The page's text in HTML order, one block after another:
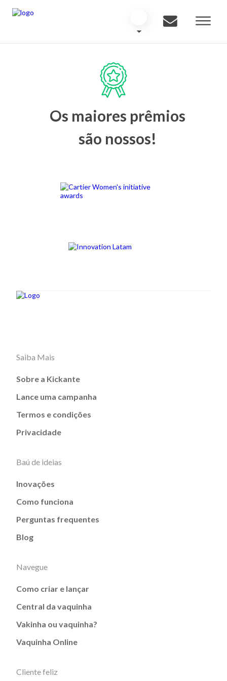
Os maiores prêmios
são nossos!
Saiba Mais
Sobre a Kickante
Lance uma campanha
Termos e condições
Privacidade
Baú de ideias
Inovações
Como funciona
Perguntas frequentes
Blog
Navegue
Como criar e lançar
Central da vaquinha
Vakinha ou vaquinha?
Vaquinha Online
Cliente feliz